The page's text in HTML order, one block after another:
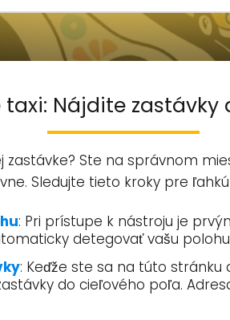
Nájdite
zastávke? Ste na správnom
Sledujte tieto kroky pre
: Pri prístupe k nástroju je
detegovať vašu
: Keďže ste sa na túto
do cieľového poľa.